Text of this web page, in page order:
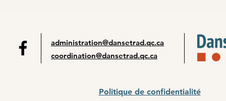
administration@dansetrad.qc.ca
coordination@dansetrad.qc.ca
Politique de confidentialité